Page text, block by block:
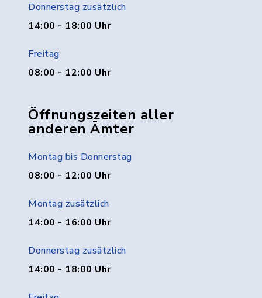
Donnerstag zusätzlich
14:00 - 18:00 Uhr
Freitag
08:00 - 12:00 Uhr
Öffnungszeiten aller
anderen Ämter
Montag bis Donnerstag
08:00 - 12:00 Uhr
Montag zusätzlich
14:00 - 16:00 Uhr
Donnerstag zusätzlich
14:00 - 18:00 Uhr